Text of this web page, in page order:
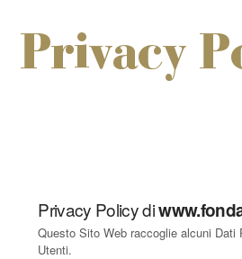
Privacy
Privacy Policy di
Questo Sito Web raccoglie alcuni Dati
Utenti.